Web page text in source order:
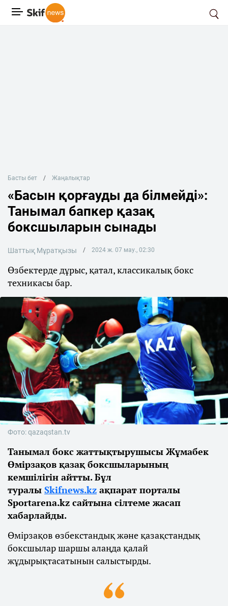
Басты бет Жаңалықтар
«Басын қорғауды да білмейді»:
Танымал бапкер қазақ
боксшыларын сынады
Шаттық Мұратқызы 2024 ж. 07 мау., 02:30
Өзбектерде дұрыс, қатал, классикалық бокс
техникасы бар.
Фото: qazaqstan.tv
Танымал бокс жаттықтырушысы Жұмабек
Өмірзақов қазақ боксшыларының
кемшілігін айтты. Бұл
туралы Skifnews.kz ақпарат порталы
Sportarena.kz сайтына сілтеме жасап
хабарлайды.
Өмірзақов өзбекстандық және қазақстандық
боксшылар шаршы алаңда қалай
жұдырықтасатынын салыстырды.